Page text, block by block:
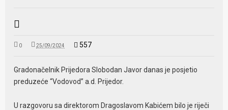
0 25/09/2024 557
Gradonačelnik Prijedora Slobodan Javor danas je posjetio
preduzeće “Vodovod” a.d. Prijedor.
U razgovoru sa direktorom Dragoslavom Kabićem bilo je riječi